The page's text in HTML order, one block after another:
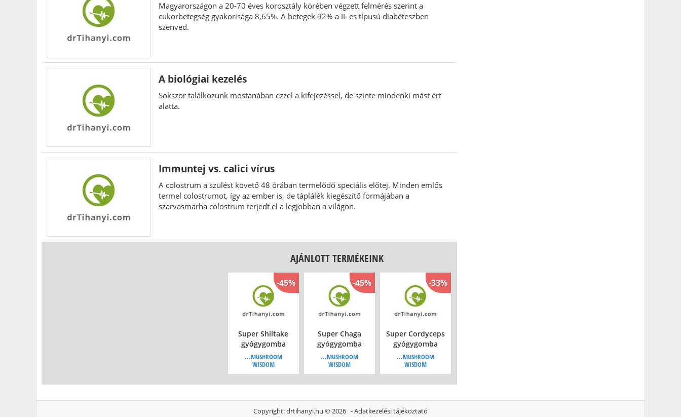
Magyarországon a 20-70 éves korosztály körében végzett felmérés szerint a
cukorbetegség gyakorisága 8,65%. A betegek 92%-a II–es típusú diabéteszben
szenved.
A biológiai kezelés
Sokszor találkozunk mostanában ezzel a kifejezéssel, de szinte mindenki mást ért
alatta.
Immuntej vs. calici vírus
A colostrum a szülést követő 48 órában termelődő speciális előtej. Minden emlős
termel colostrumot, így az ember is, de táplálék kiegészítő formájában a
szarvasmarha colostrum terjedt el a legjobban a világon.
AJÁNLOTT TERMÉKEINK
-45%
Super Shiitake
gyógygomba
tabletta, 120db
...MUSHROOM
WISDOM
-45%
Super Chaga
gyógygomba
tabletta, 120db
...MUSHROOM
WISDOM
-33%
Super Cordyceps
gyógygomba
tabletta, 120db
...MUSHROOM
WISDOM
-33%
Copyright:drtihanyi.hu © 2026 -Adatkezelési tájékoztató